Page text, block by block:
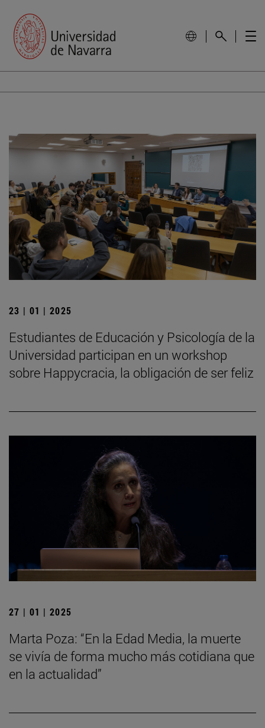
23 | 01 | 2025
Estudiantes de Educación y Psicología de la
Universidad participan en un workshop
sobre Happycracia, la obligación de ser feliz
27 | 01 | 2025
Marta Poza: “En la Edad Media, la muerte
se vivía de forma mucho más cotidiana que
en la actualidad”